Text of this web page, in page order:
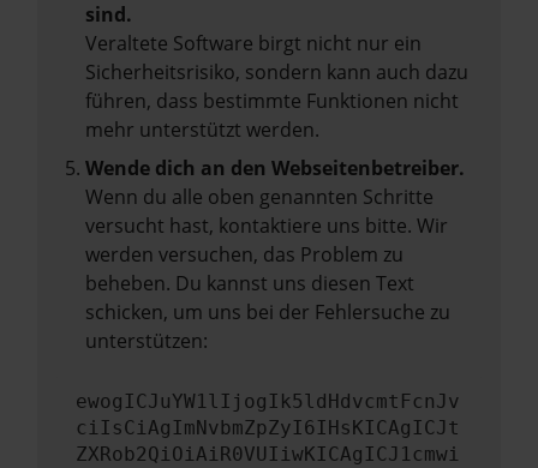
sind.
Veraltete Software birgt nicht nur ein
Sicherheitsrisiko, sondern kann auch dazu
führen, dass bestimmte Funktionen nicht
mehr unterstützt werden.
Wende dich an den Webseitenbetreiber.
Wenn du alle oben genannten Schritte
versucht hast, kontaktiere uns bitte. Wir
werden versuchen, das Problem zu
beheben. Du kannst uns diesen Text
schicken, um uns bei der Fehlersuche zu
unterstützen:
ewogICJuYW1lIjogIk5ldHdvcmtFcnJv
ciIsCiAgImNvbmZpZyI6IHsKICAgICJt
ZXRob2QiOiAiR0VUIiwKICAgICJ1cmwi